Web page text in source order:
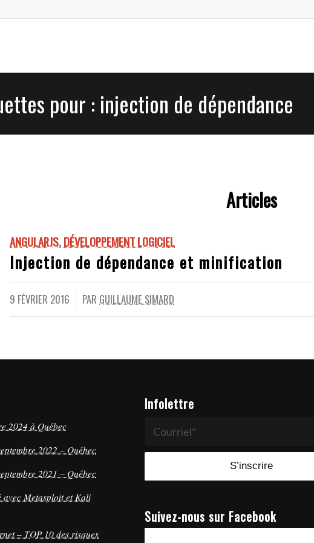
pour : injection de dépendance
Articles
ANGULARJS,DÉVELOPPEMENT LOGICIEL
Injection de dépendance et minification
9 FÉVRIER 2016 PAR GUILLAUME SIMARD
2024 à Québec
2022 – Québec
2021 – Québec
avec Metasploit et Kali
– TOP 10 des risques
Infolettre
Suivez-nous sur Facebook